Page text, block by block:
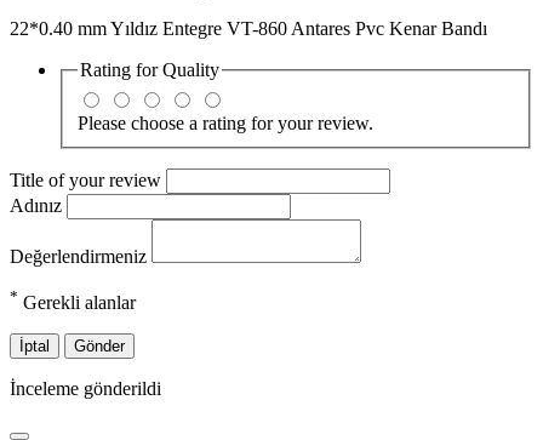
22*0.40 mm Yıldız Entegre VT-860 Antares Pvc Kenar Bandı
Rating forQuality
Please choose a rating for your review.
Title of your review
Adınız
Değerlendirmeniz
* Gerekli alanlar
İptal Gönder
İnceleme gönderildi